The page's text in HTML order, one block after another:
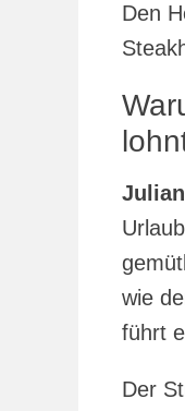
Den
wie
führt
Der